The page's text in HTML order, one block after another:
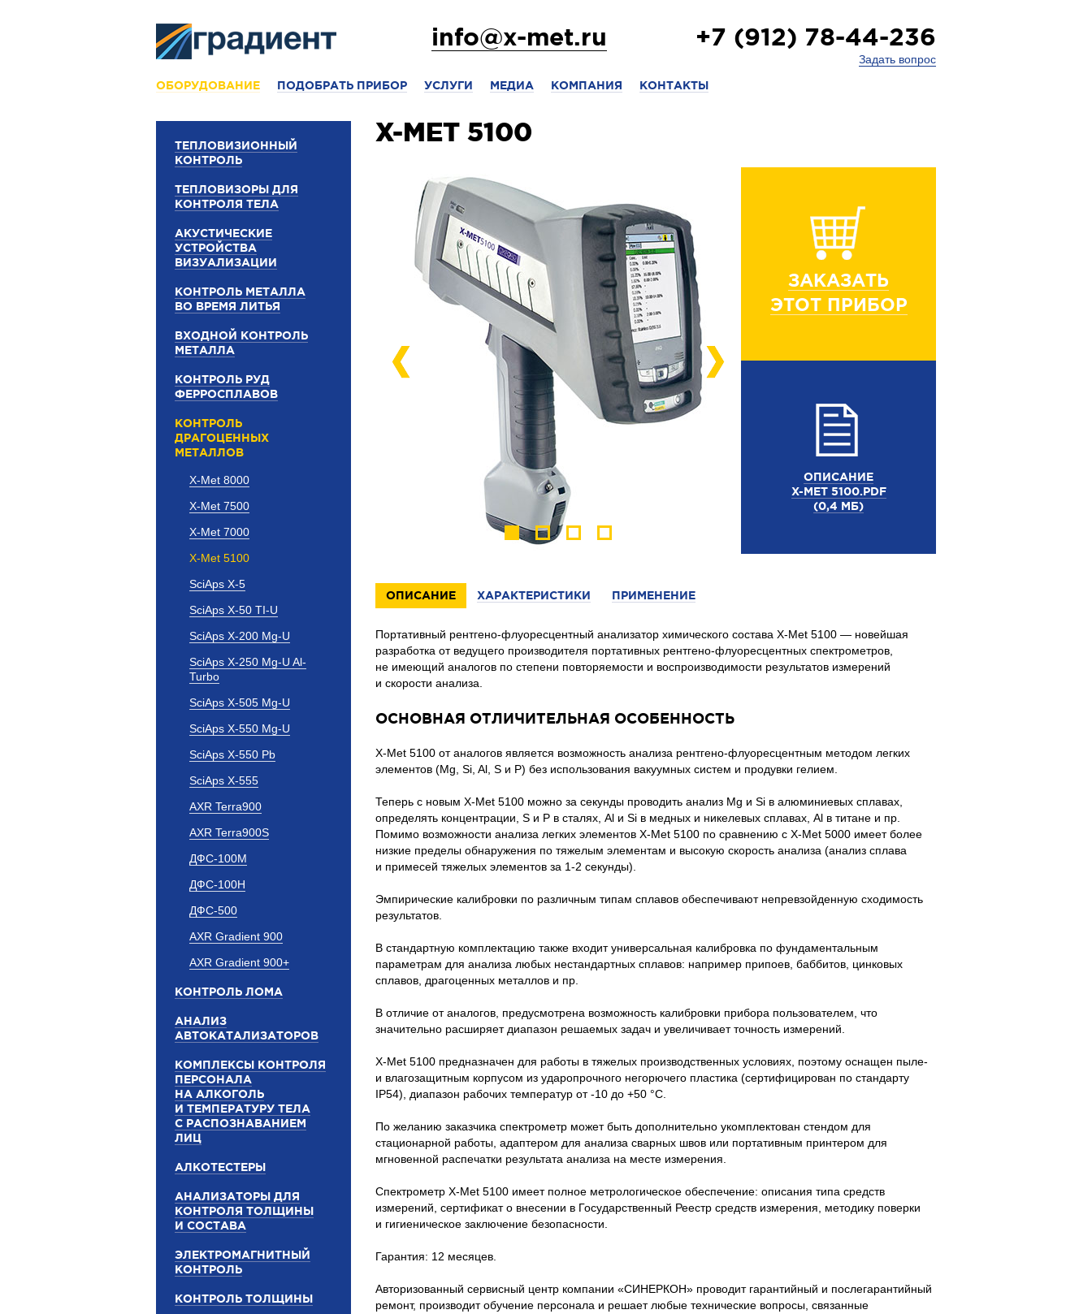
info@x-met.ru +7 (912) 78-44-236
Задать вопрос
ОБОРУДОВАНИЕ
ПОДОБРАТЬ ПРИБОР УСЛУГИ МЕДИА КОМПАНИЯ КОНТАКТЫ
ТЕПЛОВИЗИОННЫЙ
КОНТРОЛЬ
ТЕПЛОВИЗОРЫ ДЛЯ
КОНТРОЛЯ ТЕЛА
АКУСТИЧЕСКИЕ
УСТРОЙСТВА
ВИЗУАЛИЗАЦИИ
КОНТРОЛЬ МЕТАЛЛА
ВО ВРЕМЯ ЛИТЬЯ
ВХОДНОЙ КОНТРОЛЬ
МЕТАЛЛА
КОНТРОЛЬ РУД
ФЕРРОСПЛАВОВ
КОНТРОЛЬ
ДРАГОЦЕННЫХ
МЕТАЛЛОВ
X-Met 8000
X-Met 7500
X-Met 7000
X-Met 5100
SciAps X-5
SciAps X-50 TI-U
SciAps X-200 Mg-U
SciAps X-250 Mg-U Al-
Turbo
SciAps X-505 Mg-U
SciAps X-550 Mg-U
SciAps X-550 Pb
SciAps X-555
AXR Terra900
AXR Terra900S
ДФС-100М
ДФС-100Н
ДФС-500
AXR Gradient 900
AXR Gradient 900+
КОНТРОЛЬ ЛОМА
АНАЛИЗ
АВТОКАТАЛИЗАТОРОВ
КОМПЛЕКСЫ КОНТРОЛЯ
ПЕРСОНАЛА
НА АЛКОГОЛЬ
И ТЕМПЕРАТУРУ ТЕЛА
С РАСПОЗНАВАНИЕМ
ЛИЦ
АЛКОТЕСТЕРЫ
АНАЛИЗАТОРЫ ДЛЯ
КОНТРОЛЯ ТОЛЩИНЫ
И СОСТАВА
ЭЛЕКТРОМАГНИТНЫЙ
КОНТРОЛЬ
КОНТРОЛЬ ТОЛЩИНЫ
X-MET 5100
ЗАКАЗАТЬ
ЭТОТ ПРИБОР
ОПИСАНИЕ
X-MET 5100.PDF
(0,4 МБ)
ОПИСАНИЕ ХАРАКТЕРИСТИКИ ПРИМЕНЕНИЕ
Портативный рентгено-флуоресцентный анализатор химического состава X-Met 5100 — новейшая
разработка от ведущего производителя портативных рентгено-флуоресцентных спектрометров,
не имеющий аналогов по степени повторяемости и воспроизводимости результатов измерений
и скорости анализа.
ОСНОВНАЯ ОТЛИЧИТЕЛЬНАЯ ОСОБЕННОСТЬ
X-Met 5100 от аналогов является возможность анализа рентгено-флуоресцентным методом легких
элементов (Mg, Si, Al, S и P) без использования вакуумных систем и продувки гелием.
Теперь с новым X-Met 5100 можно за секунды проводить анализ Mg и Si в алюминиевых сплавах,
определять концентрации, S и P в сталях, Al и Si в медных и никелевых сплавах, Al в титане и пр.
Помимо возможности анализа легких элементов X-Met 5100 по сравнению с X-Met 5000 имеет более
низкие пределы обнаружения по тяжелым элементам и высокую скорость анализа (анализ сплава
и примесей тяжелых элементов за 1-2 секунды).
Эмпирические калибровки по различным типам сплавов обеспечивают непревзойденную сходимость
результатов.
В стандартную комплектацию также входит универсальная калибровка по фундаментальным
параметрам для анализа любых нестандартных сплавов: например припоев, баббитов, цинковых
сплавов, драгоценных металлов и пр.
В отличие от аналогов, предусмотрена возможность калибровки прибора пользователем, что
значительно расширяет диапазон решаемых задач и увеличивает точность измерений.
X-Met 5100 предназначен для работы в тяжелых производственных условиях, поэтому оснащен пыле-
и влагозащитным корпусом из ударопрочного негорючего пластика (сертифицирован по стандарту
IP54), диапазон рабочих температур от -10 до +50 °С.
По желанию заказчика спектрометр может быть дополнительно укомплектован стендом для
стационарной работы, адаптером для анализа сварных швов или портативным принтером для
мгновенной распечатки результата анализа на месте измерения.
Спектрометр X-Met 5100 имеет полное метрологическое обеспечение: описания типа средств
измерений, сертификат о внесении в Государственный Реестр средств измерения, методику поверки
и гигиеническое заключение безопасности.
Гарантия: 12 месяцев.
Авторизованный сервисный центр компании «СИНЕРКОН» проводит гарантийный и послегарантийный
ремонт, производит обучение персонала и решает любые технические вопросы, связанные